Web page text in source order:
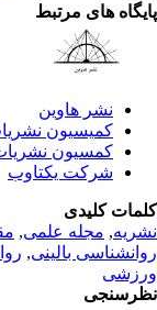
های مرتبط
نشر هاوین
کمیسیون
کمسیون نشریات
شرکت یکتاوب
کلیدی
,مجله علمی,
بالینی,